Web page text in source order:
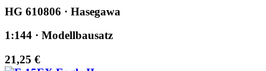
HG 610806 · Hasegawa
1:144 · Modellbausatz
21,25 €